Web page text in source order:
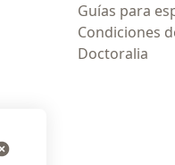
Guías para
Condiciones
Doctoralia